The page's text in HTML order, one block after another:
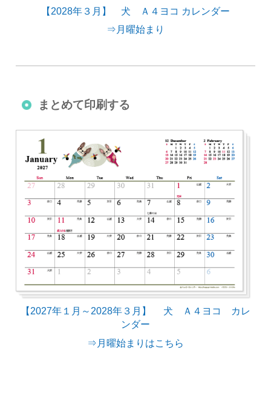
【2028年３月】 犬 Ａ４ヨコ カレンダー
⇒月曜始まり
まとめて印刷する
【2027年１月～2028年３月】 犬 Ａ４ヨコ カレ
ンダー
⇒月曜始まりはこちら